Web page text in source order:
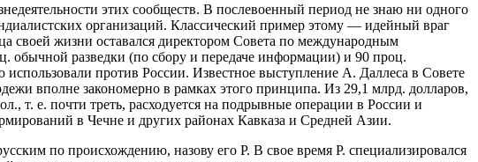
этих сообществ. В послевоенный период не знаю ни одного
организаций. Классический пример этому — идейный враг
своей жизни оставался директором Совета по международным
обычной разведки (по сбору и передаче информации) и 90 проц.
против России. Известное выступление А. Даллеса в Совете
вполне закономерно в рамках этого принципа. Из 29,1 млрд. долларов,
т. е. почти треть, расходуется на подрывные операции в России и
в Чечне и других районах Кавказа и Средней Азии.
по происхождению, назову его Р. В свое время Р. специализировался